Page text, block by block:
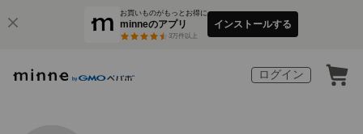
お買いものがもっとお得に
minneのアプリ
3万件以上
インストールする
ログイン